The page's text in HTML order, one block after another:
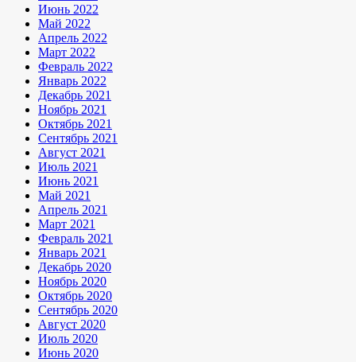
Июнь 2022
Май 2022
Апрель 2022
Март 2022
Февраль 2022
Январь 2022
Декабрь 2021
Ноябрь 2021
Октябрь 2021
Сентябрь 2021
Август 2021
Июль 2021
Июнь 2021
Май 2021
Апрель 2021
Март 2021
Февраль 2021
Январь 2021
Декабрь 2020
Ноябрь 2020
Октябрь 2020
Сентябрь 2020
Август 2020
Июль 2020
Июнь 2020